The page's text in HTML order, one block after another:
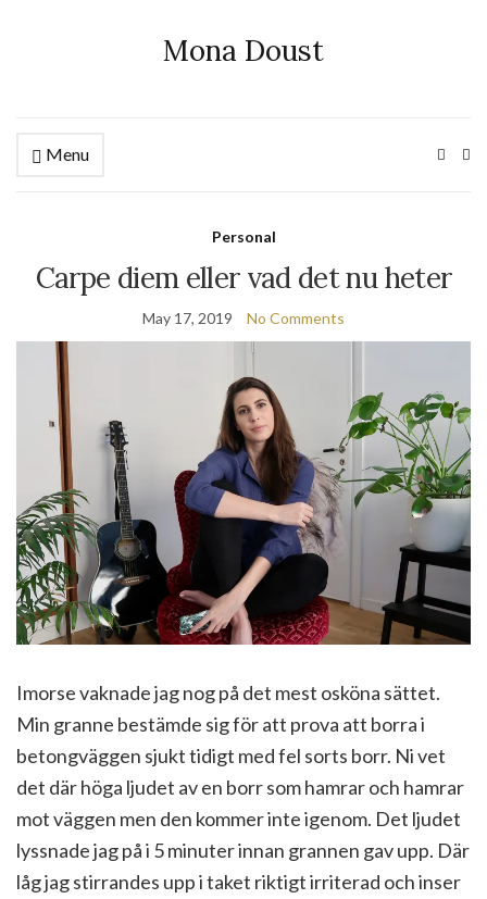
Mona Doust
Menu
Personal
Carpe diem eller vad det nu heter
May 17, 2019 No Comments
Imorse vaknade jag nog på det mest osköna sättet.
Min granne bestämde sig för att prova att borra i
betongväggen sjukt tidigt med fel sorts borr. Ni vet
det där höga ljudet av en borr som hamrar och hamrar
mot väggen men den kommer inte igenom. Det ljudet
lyssnade jag på i 5 minuter innan grannen gav upp. Där
låg jag stirrandes upp i taket riktigt irriterad och inser